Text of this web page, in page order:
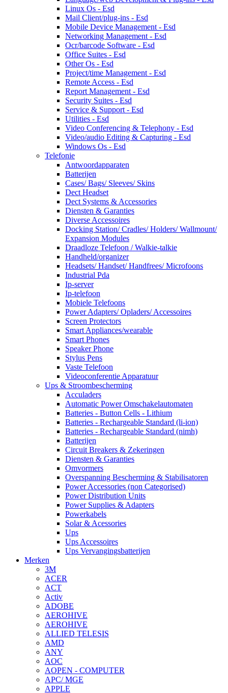
Linux Os - Esd
Mail Client/plug-ins - Esd
Mobile Device Management - Esd
Networking Management - Esd
Ocr/barcode Software - Esd
Office Suites - Esd
Other Os - Esd
Project/time Management - Esd
Remote Access - Esd
Report Management - Esd
Security Suites - Esd
Service & Support - Esd
Utilities - Esd
Video Conferencing & Telephony - Esd
Video/audio Editing & Capturing - Esd
Windows Os - Esd
Telefonie
Antwoordapparaten
Batterijen
Cases/ Bags/ Sleeves/ Skins
Dect Headset
Dect Systems & Accessories
Diensten & Garanties
Diverse Accessoires
Docking Station/ Cradles/ Holders/ Wallmount/
Expansion Modules
Draadloze Telefoon / Walkie-talkie
Handheld/organizer
Headsets/ Handset/ Handfrees/ Microfoons
Industrial Pda
Ip-server
Ip-telefoon
Mobiele Telefoons
Power Adapters/ Opladers/ Accessoires
Screen Protectors
Smart Appliances/wearable
Smart Phones
Speaker Phone
Stylus Pens
Vaste Telefoon
Videoconferentie Apparatuur
Ups & Stroombescherming
Acculaders
Automatic Power Omschakelautomaten
Batteries - Button Cells - Lithium
Batteries - Rechargeable Standard (li-ion)
Batteries - Rechargeable Standard (nimh)
Batterijen
Circuit Breakers & Zekeringen
Diensten & Garanties
Omvormers
Overspanning Bescherming & Stabilisatoren
Power Accessories (non Categorised)
Power Distribution Units
Power Supplies & Adapters
Powerkabels
Solar & Acessories
Ups
Ups Accessoires
Ups Vervangingsbatterijen
Merken
3M
ACER
ACT
Activ
ADOBE
AEROHIVE
AEROHIVE
ALLIED TELESIS
AMD
ANY
AOC
AOPEN - COMPUTER
APC/ MGE
APPLE